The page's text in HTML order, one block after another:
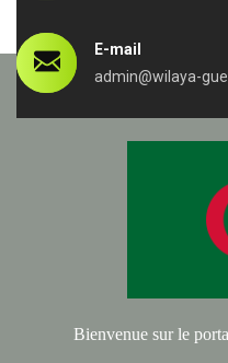
E-mail
admin@wilaya-
Bienvenue sur le